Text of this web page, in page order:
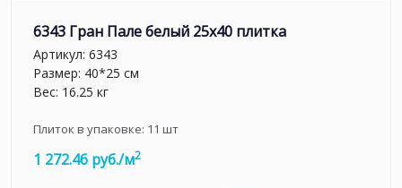
6343 Гран Пале белый 25x40 плитка
Артикул: 6343
Размер: 40*25 см
Вес: 16.25 кг
Плиток в упаковке: 11 шт
1 272.46 руб./м2